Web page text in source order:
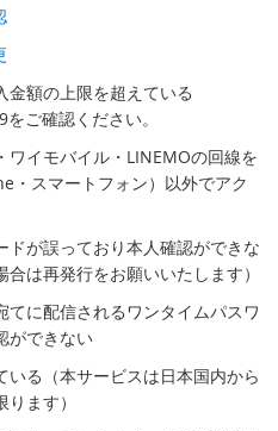
金額の上限を超えている
ご確認ください。
ワイモバイル・LINEMOの回線を
・スマートフォン）以外でアク
ドが誤っており本人確認ができな
は再発行をお願いいたします）
てに配信されるワンタイムパスワ
ができない
いる（本サービスは日本国内から
ます）